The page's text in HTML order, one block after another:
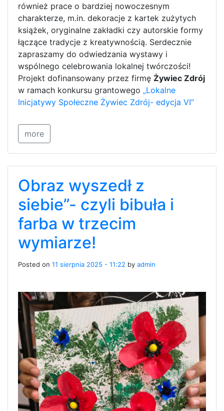
również prace o bardziej nowoczesnym
charakterze, m.in. dekoracje z kartek zużytych
książek, oryginalne zakładki czy autorskie formy
łączące tradycje z kreatywnością. Serdecznie
zapraszamy do odwiedzania wystawy i
wspólnego celebrowania lokalnej twórczości!
Projekt dofinansowany przez firmę Żywiec Zdrój
w ramach konkursu grantowego „Lokalne
Inicjatywy Społeczne Żywiec Zdrój- edycja VI”
more
Obraz wyszedł z
siebie”- czyli bibuła i
farba w trzecim
wymiarze!
Posted on 11 sierpnia 2025 - 11:22 by admin